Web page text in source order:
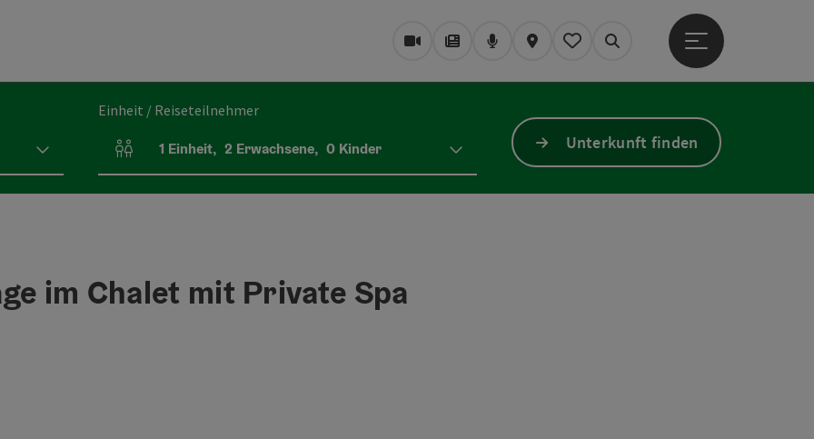
WebcamsMagazin/Blog
PodcastKarteMein Merkzettel
Suchen
Hauptmenü öffnen
Einheit / Reiseteilnehmer
Einheitenanzahl und Personenfelder
1 Einheit, 2 Erwachsene, 0 Kinder Unterkunft finden
im Chalet mit Private Spa